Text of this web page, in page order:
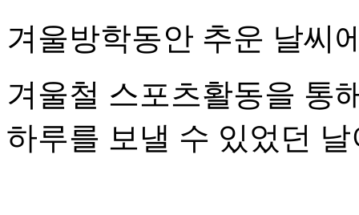
겨울방학동안 추운 날씨
겨울철 스포츠활동을 통
하루를 보낼 수 있었던